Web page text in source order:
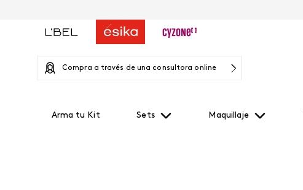
Compra a través de una consultora online
Arma tu Kit Sets Maquillaje